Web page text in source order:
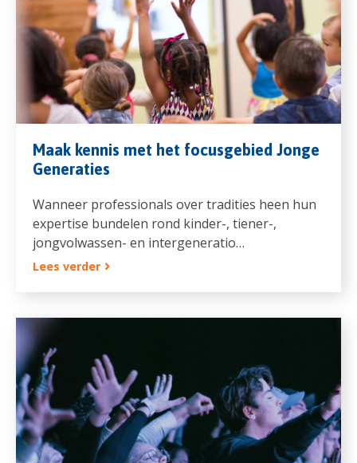
Maak kennis met het focusgebied Jonge
Generaties
Wanneer professionals over tradities heen hun
expertise bundelen rond kinder-, tiener-,
jongvolwassen- en intergeneratio…
Lees verder